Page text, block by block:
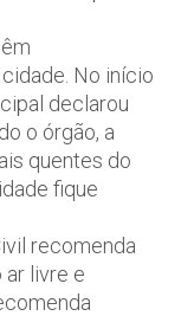
No início
declarou
o órgão, a
quentes do
fique
recomenda
ar livre e